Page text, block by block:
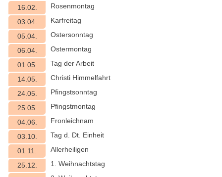
16.02.
Rosenmontag
03.04.
Karfreitag
05.04.
Ostersonntag
06.04.
Ostermontag
01.05.
Tag der Arbeit
14.05.
Christi Himmelfahrt
24.05.
Pfingstsonntag
25.05.
Pfingstmontag
04.06.
Fronleichnam
03.10.
Tag d. Dt. Einheit
01.11.
Allerheiligen
25.12.
1. Weihnachtstag